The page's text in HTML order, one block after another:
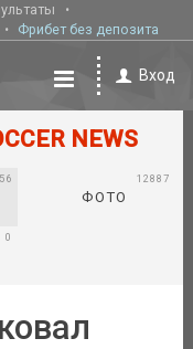
Фрибет без депозита
Вход
NEWS
ФОТО
12887
0